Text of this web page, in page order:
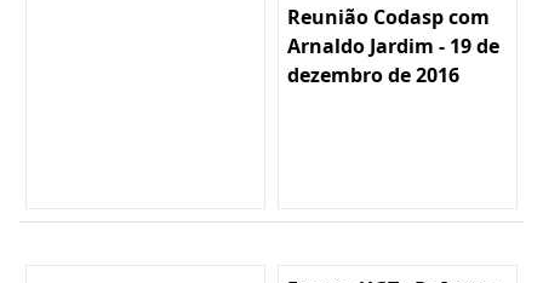
Reunião Codasp com
Arnaldo Jardim - 19 de
dezembro de 2016